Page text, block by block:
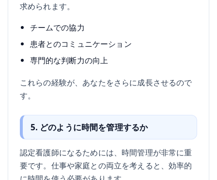
求められます。
チームでの協力
患者とのコミュニケーション
専門的な判断力の向上
これらの経験が、あなたをさらに成長させるので
す。
5. どのように時間を管理するか
認定看護師になるためには、時間管理が非常に重
要です。仕事や家庭との両立を考えると、効率的